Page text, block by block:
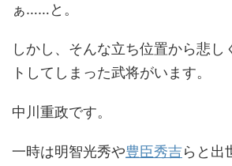
ぁ……と。
しかし、そんな立ち位置から悲し
トしてしまった武将がいます。
中川重政です。
一時は明智光秀や豊臣秀吉らと出